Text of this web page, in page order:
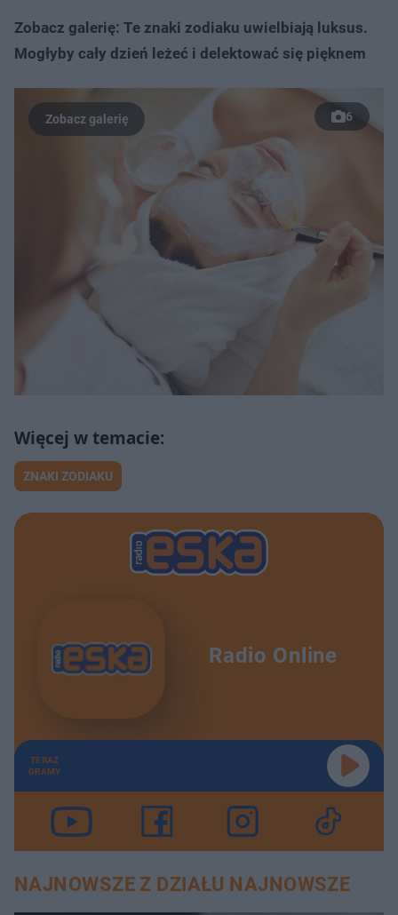
Zobacz galerię: Te znaki zodiaku uwielbiają luksus.
Mogłyby cały dzień leżeć i delektować się pięknem
6
ZNAKI ZODIAKU
Radio Online
TERAZ
GRAMY
NAJNOWSZE Z DZIAŁU NAJNOWSZE